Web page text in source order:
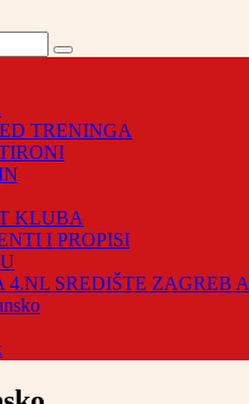
TRENINGA
KLUBA
I PROPISI
4.NL SREDIŠTE ZAGREB A